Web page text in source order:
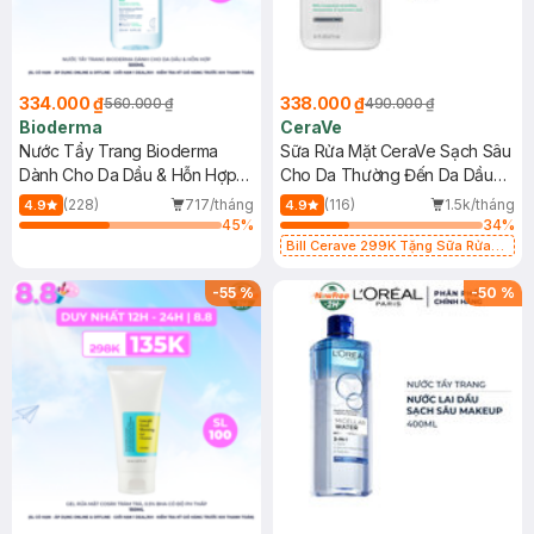
334.000 ₫560.000 ₫
Bioderma
Nước Tẩy Trang Bioderma
Dành Cho Da Dầu & Hỗn Hợp
500ml
4.9 (228)
717/tháng
45%
338.000 ₫490.000 ₫
CeraVe
Sữa Rửa Mặt CeraVe Sạch Sâu
Cho Da Thường Đến Da Dầu
473ml
4.9 (116)
1.5k/tháng
34%
Bill Cerave 299K Tặng Sữa Rửa
-55% -50 %